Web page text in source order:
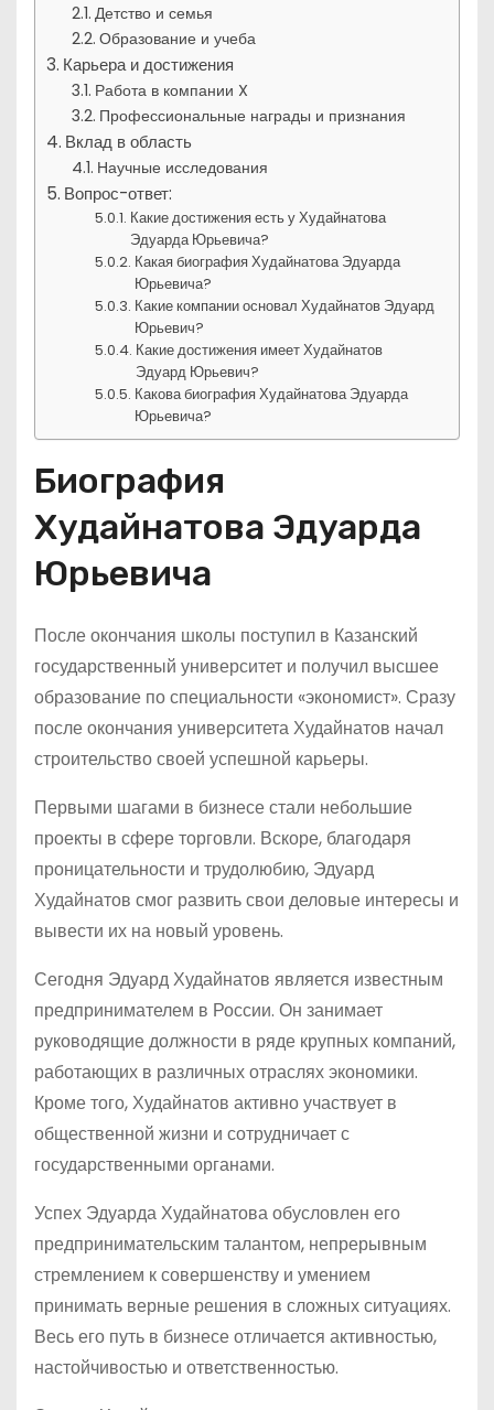
Детство и семья
Образование и учеба
Карьера и достижения
Работа в компании X
Профессиональные награды и признания
Вклад в область
Научные исследования
Вопрос-ответ:
Какие достижения есть у Худайнатова
Эдуарда Юрьевича?
Какая биография Худайнатова Эдуарда
Юрьевича?
Какие компании основал Худайнатов Эдуард
Юрьевич?
Какие достижения имеет Худайнатов
Эдуард Юрьевич?
Какова биография Худайнатова Эдуарда
Юрьевича?
Биография
Худайнатова Эдуарда
Юрьевича
После окончания школы поступил в Казанский
государственный университет и получил высшее
образование по специальности «экономист». Сразу
после окончания университета Худайнатов начал
строительство своей успешной карьеры.
Первыми шагами в бизнесе стали небольшие
проекты в сфере торговли. Вскоре, благодаря
проницательности и трудолюбию, Эдуард
Худайнатов смог развить свои деловые интересы и
вывести их на новый уровень.
Сегодня Эдуард Худайнатов является известным
предпринимателем в России. Он занимает
руководящие должности в ряде крупных компаний,
работающих в различных отраслях экономики.
Кроме того, Худайнатов активно участвует в
общественной жизни и сотрудничает с
государственными органами.
Успех Эдуарда Худайнатова обусловлен его
предпринимательским талантом, непрерывным
стремлением к совершенству и умением
принимать верные решения в сложных ситуациях.
Весь его путь в бизнесе отличается активностью,
настойчивостью и ответственностью.